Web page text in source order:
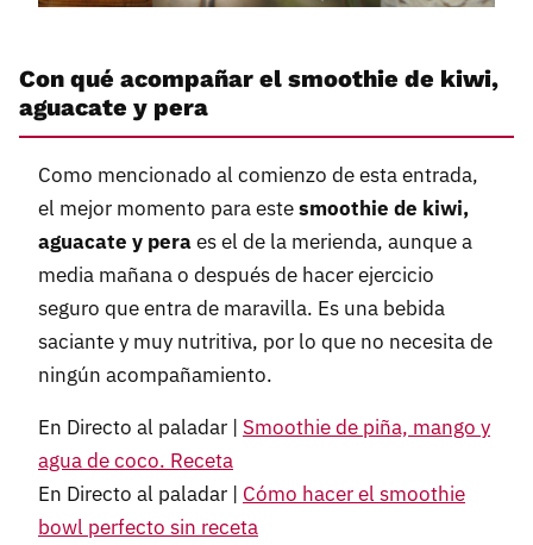
Con qué acompañar el smoothie de kiwi,
aguacate y pera
Como mencionado al comienzo de esta entrada,
el mejor momento para estesmoothie de kiwi,
aguacate y peraes el de la merienda, aunque a
media mañana o después de hacer ejercicio
seguro que entra de maravilla. Es una bebida
saciante y muy nutritiva, por lo que no necesita de
ningún acompañamiento.
En Directo al paladar | Smoothie de piña, mango y
agua de coco. Receta
En Directo al paladar | Cómo hacer el smoothie
bowl perfecto sin receta